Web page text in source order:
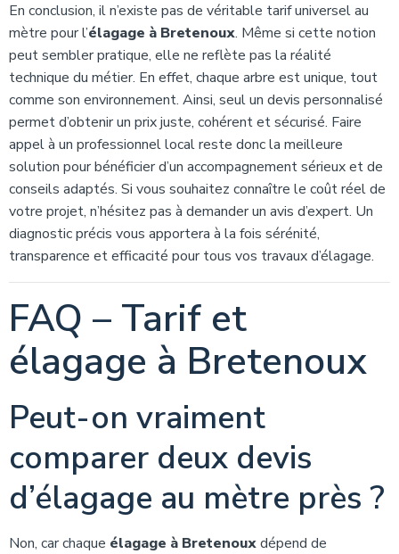
En conclusion, il n’existe pas de véritable tarif universel au
mètre pour l’élagage à Bretenoux. Même si cette notion
peut sembler pratique, elle ne reflète pas la réalité
technique du métier. En effet, chaque arbre est unique, tout
comme son environnement. Ainsi, seul un devis personnalisé
permet d’obtenir un prix juste, cohérent et sécurisé. Faire
appel à un professionnel local reste donc la meilleure
solution pour bénéficier d’un accompagnement sérieux et de
conseils adaptés. Si vous souhaitez connaître le coût réel de
votre projet, n’hésitez pas à demander un avis d’expert. Un
diagnostic précis vous apportera à la fois sérénité,
transparence et efficacité pour tous vos travaux d’élagage.
FAQ – Tarif et
élagage à Bretenoux
Peut-on vraiment
comparer deux devis
d’élagage au mètre près ?
Non, car chaque élagage à Bretenouxdépend de